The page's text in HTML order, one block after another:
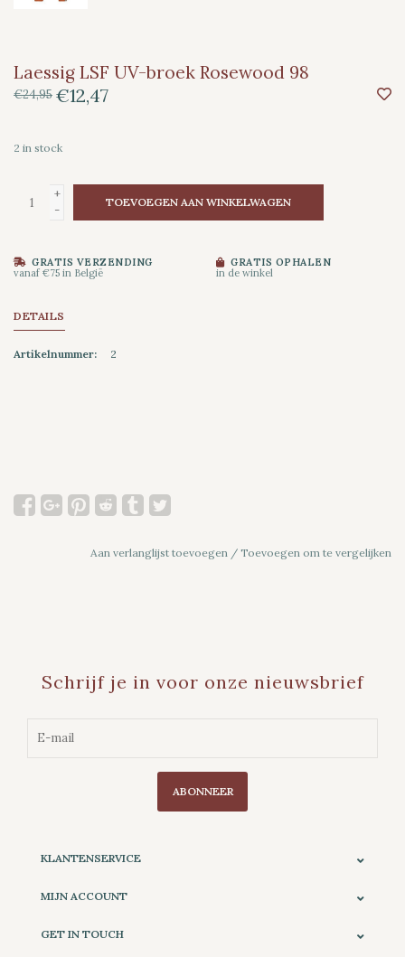
Laessig LSF UV-broek Rosewood 98
€24,95 €12,47
2 in stock
+
-
TOEVOEGEN AAN WINKELWAGEN
GRATIS VERZENDING
vanaf €75 in België
GRATIS OPHALEN
in de winkel
DETAILS
Artikelnummer: 2
Aan verlanglijst toevoegen / Toevoegen om te vergelijken
Schrijf je in voor onze nieuwsbrief
ABONNEER
KLANTENSERVICE
MIJN ACCOUNT
GET IN TOUCH